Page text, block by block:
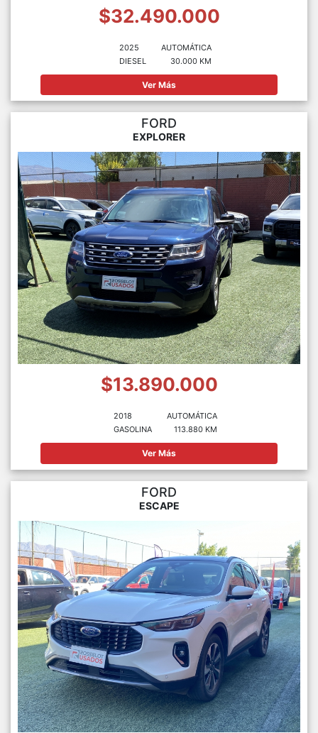
$32.490.000
2025
DIESEL
AUTOMÁTICA
30.000 KM
Ver Más
FORD
EXPLORER
$13.890.000
2018
GASOLINA
AUTOMÁTICA
113.880 KM
Ver Más
FORD
ESCAPE